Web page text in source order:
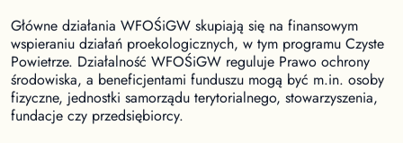
Główne działania WFOŚiGW skupiają się na finansowym
wspieraniu działań proekologicznych, w tym programu Czyste
Powietrze. Działalność WFOŚiGW reguluje Prawo ochrony
środowiska, a beneficjentami funduszu mogą być m.in. osoby
fizyczne, jednostki samorządu terytorialnego, stowarzyszenia,
fundacje czy przedsiębiorcy.